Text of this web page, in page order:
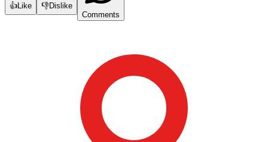
👍Like 👎Dislike
Comments